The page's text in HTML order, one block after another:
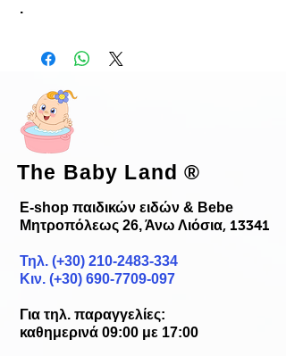
.
The Baby Land®
E-shop παιδικών ειδών & Bebe
Μητροπόλεως 26, Άνω Λιόσια, 13341
Τηλ. (+30) 210-2483-334
Κιν. (+30) 690-7709-097
Για τηλ. παραγγελίες:
καθημερινά 09:00 με 17:00